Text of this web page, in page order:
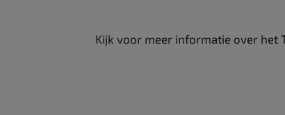
Kijk voor meer informatie over het